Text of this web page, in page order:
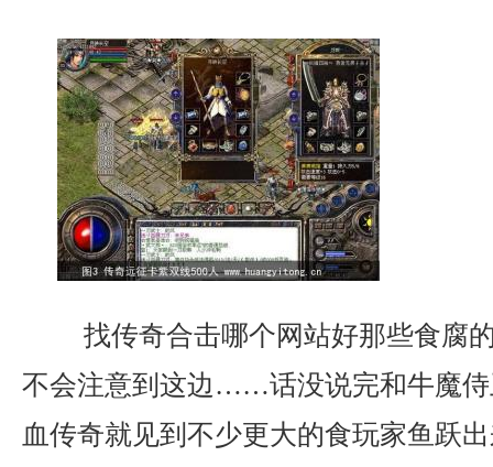
找传奇合击哪个网站好那些食腐
不会注意到这边……话没说完和牛魔侍
血传奇就见到不少更大的食玩家鱼跃